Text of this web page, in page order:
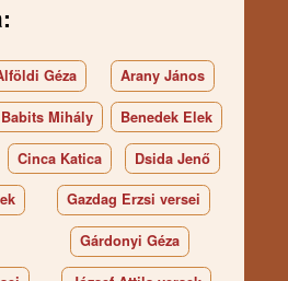
Géza Arany János
Babits Mihály Benedek Elek
Cinca Katica Dsida Jenő
Gazdag Erzsi versei
Gárdonyi Géza